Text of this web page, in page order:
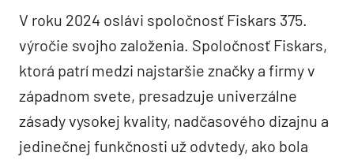
V roku 2024 oslávi spoločnosť Fiskars 375.
výročie svojho založenia. Spoločnosť Fiskars,
ktorá patrí medzi najstaršie značky a firmy v
západnom svete, presadzuje univerzálne
zásady vysokej kvality, nadčasového dizajnu a
jedinečnej funkčnosti už odvtedy, ako bola